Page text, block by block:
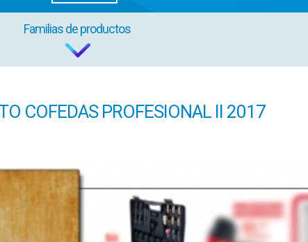
Familias de productos
COFEDAS PROFESIONAL II 2017